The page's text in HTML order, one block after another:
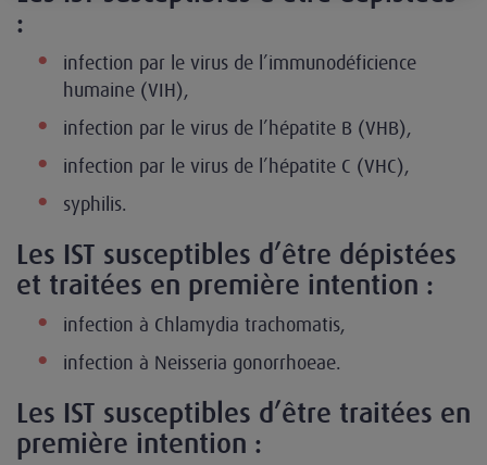
:
infection par le virus de l’immunodéficience
humaine (VIH),
infection par le virus de l’hépatite B (VHB),
infection par le virus de l’hépatite C (VHC),
syphilis.
Les IST susceptibles d’être dépistées
et traitées en première intention :
infection à Chlamydia trachomatis,
infection à Neisseria gonorrhoeae.
Les IST susceptibles d’être traitées en
première intention :